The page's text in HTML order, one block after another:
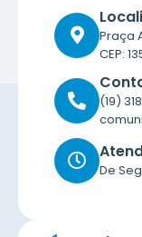
Praça
CEP:
(19)
De